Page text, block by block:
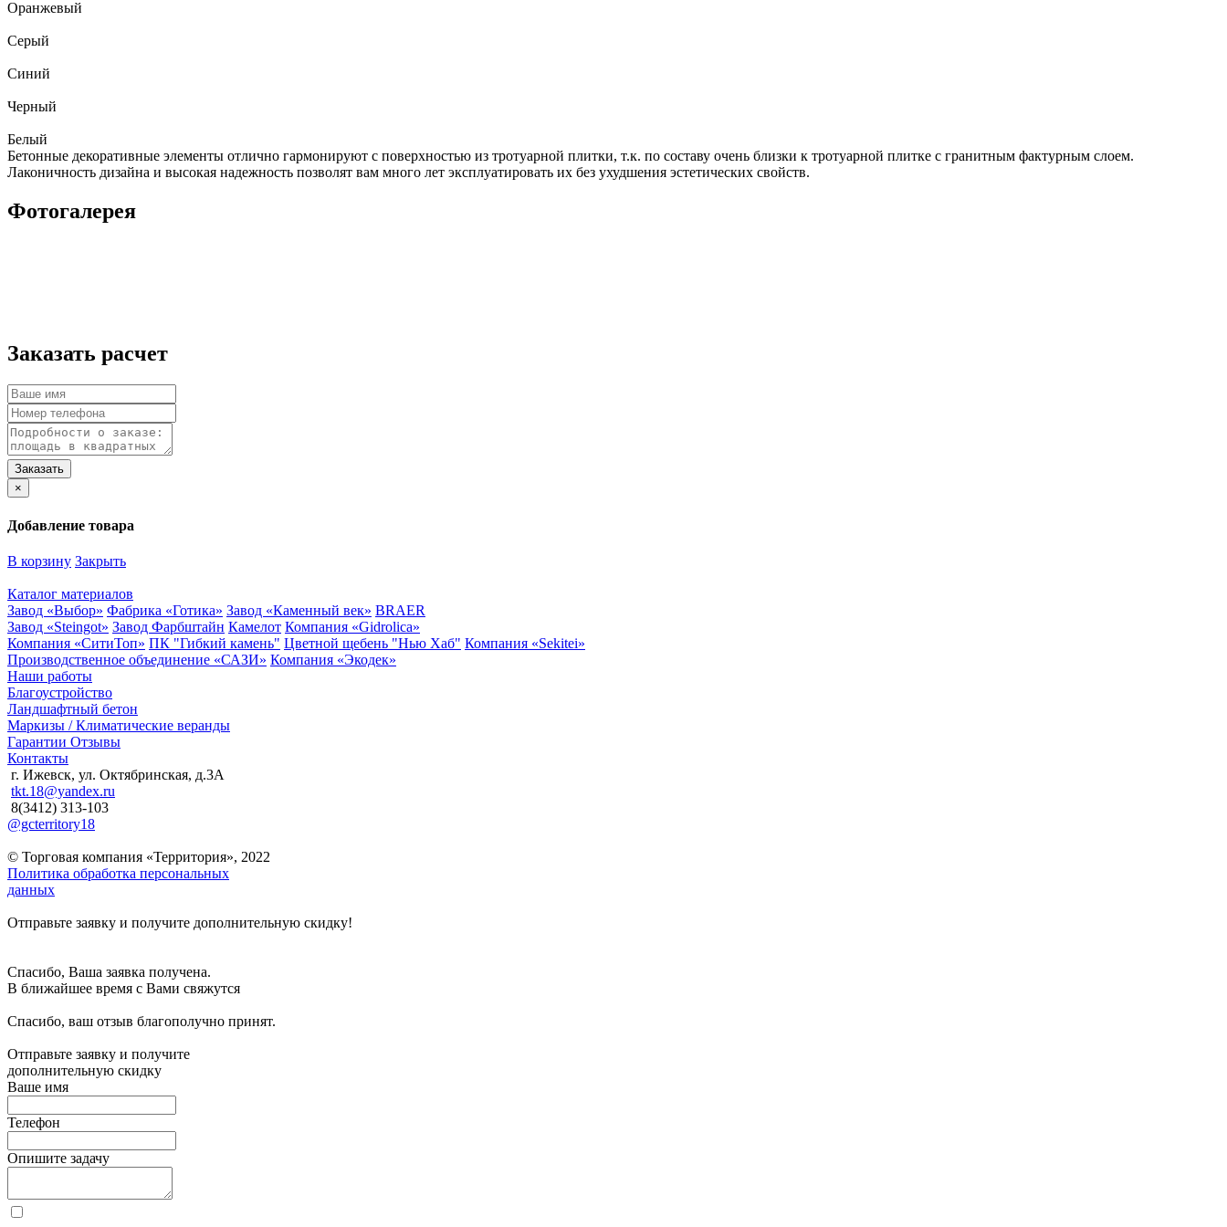
Оранжевый
Серый
Синий
Черный
Белый
Бетонные декоративные элементы отлично гармонируют с поверхностью из тротуарной плитки, т.к. по составу очень близки к тротуарной плитке с гранитным фактурным слоем.
Лаконичность дизайна и высокая надежность позволят вам много лет эксплуатировать их без ухудшения эстетических свойств.
Фотогалерея
Заказать расчет
×
Добавление товара
В корзину Закрыть
Каталог материалов
Завод «Выбор» Фабрика «Готика» Завод «Каменный век» BRAER
Завод «Steingot» Завод Фарбштайн Камелот Компания «Gidrolica»
Компания «СитиТоп» ПК "Гибкий камень" Цветной щебень "Нью Хаб" Компания «Sekitei»
Производственное объединение «САЗИ» Компания «Экодек»
Наши работы
Благоустройство
Ландшафтный бетон
Маркизы / Климатические веранды
Гарантии Отзывы
Контакты
г. Ижевск, ул. Октябринская, д.3А
tkt.18@yandex.ru
8(3412) 313-103
@gcterritory18
© Торговая компания «Территория», 2022
Политика обработка персональных
данных
Отправьте заявку и получите дополнительную скидку!
Спасибо, Ваша заявка получена.
В ближайшее время с Вами свяжутся
Спасибо, ваш отзыв благополучно принят.
Отправьте заявку и получите
дополнительную скидку
Ваше имя
Телефон
Опишите задачу